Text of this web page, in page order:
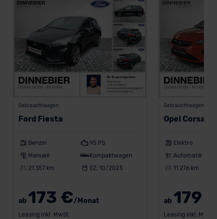
der EU erfolgt, erfolgt dies ausschließlich auf der
Grundlage eines Angemessenheitsbeschlusses der EU-
Kommission (Art. 45 Abs. 1 DSGVO), von
Standarddatenschutzklauseln (Art. 46 Abs. 2 lit. c
DSGVO) oder wenn Sie hierzu Ihre Einwilligung freiwillig
erteilen. Nähere Informationen zu den bestehenden
Datenschutzklauseln können Sie über den Kontakt zu
unserem Datenschutzbeauftragten unter
datenschutz@meinauto.de anfordern.
Gebrauchtwagen
Ford Fiesta
Benzin
95 PS
Manuell
Kompaktwagen
21.357 km
EZ: 10/2023
ab 173 €/Monat
Leasing inkl. MwSt.
Gebrauchtwagen
Opel Corsa
Elektro
Automatik
11.276 km
ab 179
Leasing inkl. MwSt.